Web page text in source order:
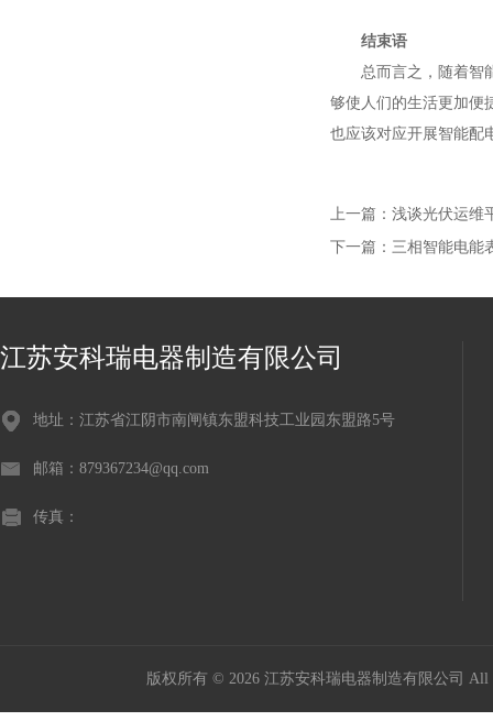
结束语
总而言之，随着智能
够使人们的生活更加便
也应该对应开展智能配
上一篇： 浅谈光伏运维
下一篇： 三相智能电能
江苏安科瑞电器制造有限公司
地址：江苏省江阴市南闸镇东盟科技工业园东盟路5号
邮箱：879367234@qq.com
传真：
版权所有 © 2026 江苏安科瑞电器制造有限公司